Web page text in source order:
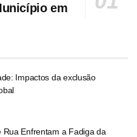
em
Impactos da exclusão
Enfrentam a Fadiga da